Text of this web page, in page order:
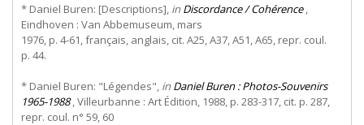
* Daniel Buren: [Descriptions], in Discordance / Cohérence ,
Eindhoven : Van Abbemuseum, mars
1976, p. 4-61, français, anglais, cit. A25, A37, A51, A65, repr. coul.
p. 44.
* Daniel Buren: "Légendes", in Daniel Buren : Photos-Souvenirs
1965-1988, Villeurbanne : Art Édition, 1988, p. 283-317, cit. p. 287,
repr. coul. n° 59, 60